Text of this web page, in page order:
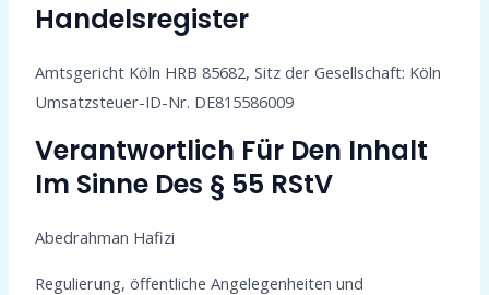
Handelsregister
Amtsgericht Köln HRB 85682, Sitz der Gesellschaft: Köln
Umsatzsteuer-ID-Nr. DE815586009
Verantwortlich Für Den Inhalt
Im Sinne Des § 55 RStV
Abedrahman Hafizi
Regulierung, öffentliche Angelegenheiten und